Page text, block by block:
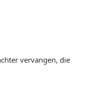
vervangen, die